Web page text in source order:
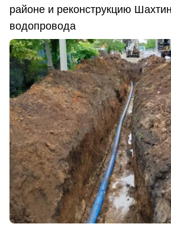
районе и реконструкцию
водопровода